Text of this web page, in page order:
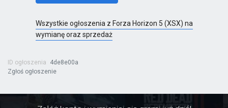
PS4
Wszystkie ogłoszenia z Forza Horizon 5 (XSX) na
wymianę oraz sprzedaż
ID ogłoszenia
4de8e00a
Zgłoś ogłoszenie